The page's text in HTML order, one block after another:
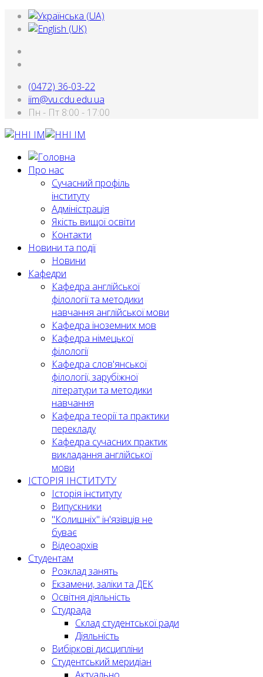
(0472) 36-03-22
iim@vu.cdu.edu.ua
Пн - Пт 8:00 - 17:00
Про нас
Сучасний профіль
інституту
Адміністрація
Якість вищої освіти
Контакти
Новини та події
Новини
Кафедри
Кафедра англійської
філології та методики
навчання англійської мови
Кафедра іноземних мов
Кафедра німецької
філології
Кафедра слов'янської
філології, зарубіжної
літератури та методики
навчання
Кафедра теорії та практики
перекладу
Кафедра сучасних практик
викладання англійської
мови
ІСТОРІЯ ІНСТИТУТУ
Історія інституту
Випускники
"Колишніх" ін'язівців не
буває
Відеоархів
Студентам
Розклад занять
Екзамени, заліки та ДЕК
Освітня діяльність
Студрада
Склад студентської ради
Діяльність
Вибіркові дисципліни
Студентський меридіан